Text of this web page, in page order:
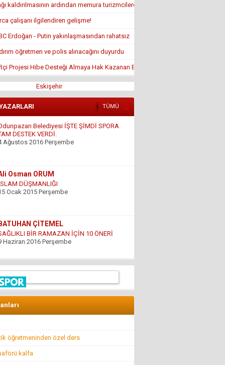
kaldırılmasının ardından memura turizmcilerden iyi haber geldi
çalışanı ilgilendiren gelişme!
Erdoğan - Putin yakınlaşmasından rahatsız
öğretmen ve polis alınacağını duyurdu
Projesi Hibe Desteği Almaya Hak Kazanan Ek Asil Listeleri
Eskişehir
TÜMÜ
Osman ORUM
DÜŞMANLIĞI
Ocak 2015 Perşembe
ÇİTEMEL
BİR RAMAZAN İÇİN 10 ÖNERİ
Haziran 2016 Perşembe
GÜNDOĞDU YILDIRIM
Haziran 2016 Perşembe
DÜŞ
kim yardım edecek!..
Nisan 2016 Cuma
ŞEY ANCAK DEĞERİNİ BİLENİN YANINDA
22 Temmuz 2016 Cuma
öğretmeninden özel ders
kalfa